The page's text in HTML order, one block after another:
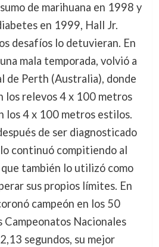
de marihuana en 1998 y
en 1999, Hall Jr.
desafíos lo detuvieran. En
mala temporada, volvió a
de Perth (Australia), donde
los relevos 4 x 100 metros
los 4 x 100 metros estilos.
de ser diagnosticado
continuó compitiendo al
también lo utilizó como
sus propios límites. En
campeón en los 50
Campeonatos Nacionales
segundos, su mejor